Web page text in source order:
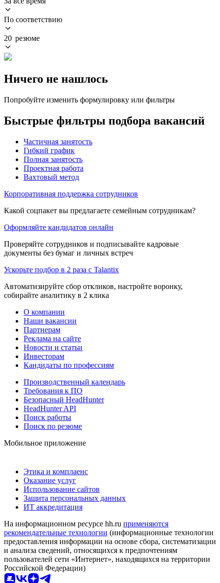
По соответствию
20 резюме
Ничего не нашлось
Попробуйте изменить формулировку или фильтры
Быстрые фильтры подбора вакансий
Частичная занятость
Гибкий график
Полная занятость
Проектная работа
Вахтовый метод
Корпоративная поддержка сотрудников
Какой соцпакет вы предлагаете семейным сотрудникам?
Оформляйте кандидатов онлайн
Проверяйте сотрудников и подписывайте кадровые
документы без бумаг и личных встреч
Ускорьте подбор в 2 раза с Talantix
Автоматизируйте сбор откликов, настройте воронку,
собирайте аналитику в 2 клика
О компании
Наши вакансии
Партнерам
Реклама на сайте
Новости и статьи
Инвесторам
Кандидаты по профессиям
Производственный календарь
Требования к ПО
Безопасный HeadHunter
HeadHunter API
Поиск работы
Поиск по резюме
Мобильное приложение
Этика и комплаенс
Оказание услуг
Использование сайтов
Защита персональных данных
ИТ аккредитация
На информационном ресурсе hh.ru применяются
рекомендательные технологии (информационные технологии
предоставления информации на основе сбора, систематизации
и анализа сведений, относящихся к предпочтениям
пользователей сети «Интернет», находящихся на территории
Российской Федерации)